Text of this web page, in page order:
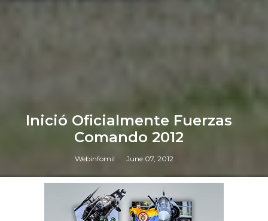
Inició Oficialmente Fuerzas
Comando 2012
Webinfomil June 07, 2012